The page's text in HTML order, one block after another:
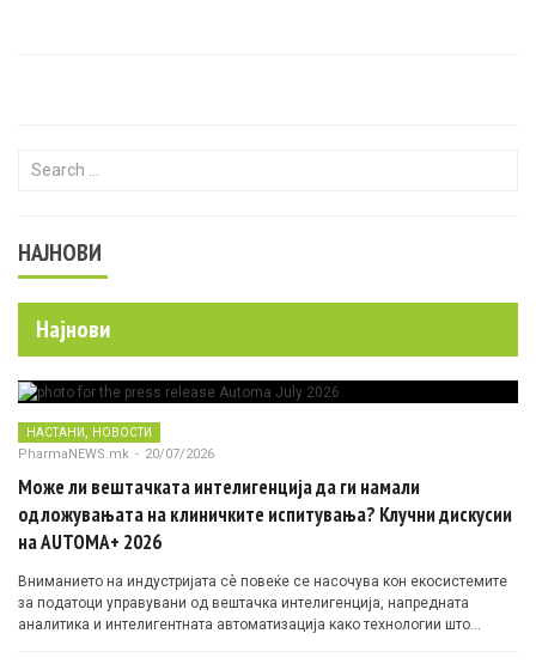
Search for:
НАЈНОВИ
Најнови
НАСТАНИ НОВОСТИ
PharmaNEWS.mk - 20/07/2026
Може ли вештачката интелигенција да ги намали
одложувањата на клиничките испитувања? Клучни дискусии
на AUTOMA+ 2026
Вниманието на индустријата сè повеќе се насочува кон екосистемите
за податоци управувани од вештачка интелигенција, напредната
аналитика и интелигентната автоматизација како технологии што